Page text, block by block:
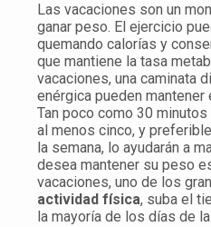
Las vacaciones son un
ganar peso. El ejercicio
quemando calorías y
que mantiene la tasa
vacaciones, una caminata
enérgica pueden
Tan poco como 30
al menos cinco, y
la semana, lo ayudarán a
desea mantener su peso
vacaciones, uno de los
actividad física, suba el
la mayoría de los días de